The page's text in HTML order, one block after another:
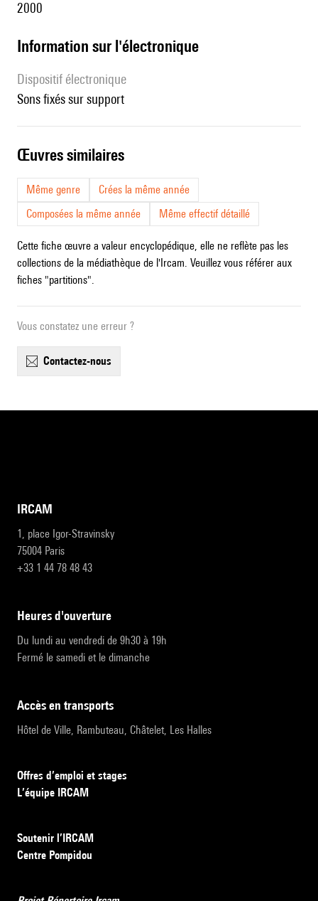
2000
Information sur l'électronique
Dispositif électronique
sons fixés sur support
œuvres similaires
Même genre
Crées la même année
Composées la même année
Même effectif détaillé
Cette fiche œuvre a valeur encyclopédique, elle ne reflète pas les
collections de la médiathèque de l'Ircam. Veuillez vous référer aux
fiches "partitions".
Vous constatez une erreur ?
contactez-nous
IRCAM
1, place Igor-Stravinsky
75004 Paris
+33 1 44 78 48 43
heures d'ouverture
Du lundi au vendredi de 9h30 à 19h
Fermé le samedi et le dimanche
accès en transports
Hôtel de Ville, Rambuteau, Châtelet, Les Halles
Offres d’emploi et stages
L’équipe IRCAM
Soutenir l’IRCAM
Centre Pompidou